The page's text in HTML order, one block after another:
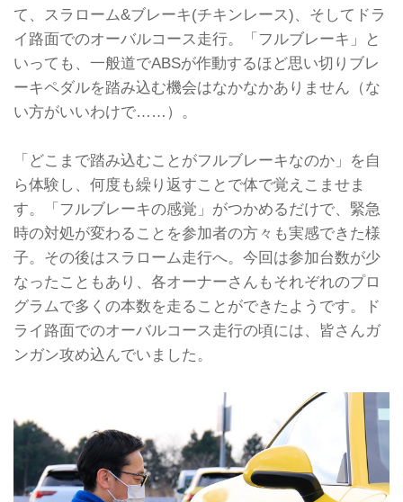
て、スラローム&ブレーキ(チキンレース)、そしてドラ
イ路面でのオーバルコース走行。「フルブレーキ」と
いっても、一般道でABSが作動するほど思い切りブレ
ーキペダルを踏み込む機会はなかなかありません（な
い方がいいわけで……）。
「どこまで踏み込むことがフルブレーキなのか」を自
ら体験し、何度も繰り返すことで体で覚えこませま
す。「フルブレーキの感覚」がつかめるだけで、緊急
時の対処が変わることを参加者の方々も実感できた様
子。その後はスラローム走行へ。今回は参加台数が少
なったこともあり、各オーナーさんもそれぞれのプロ
グラムで多くの本数を走ることができたようです。ド
ライ路面でのオーバルコース走行の頃には、皆さんガ
ンガン攻め込んでいました。